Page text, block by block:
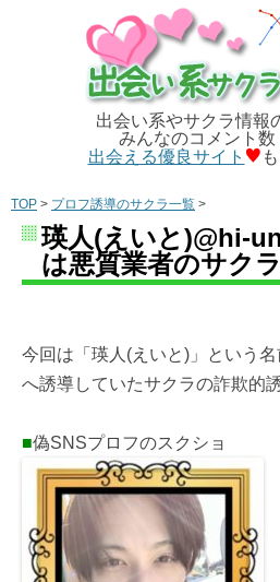
出会い系やサクラ情報
みんなのコメント
出会える優良サイト
TOP > プロフ誘導のサクラ一覧 >
瑛人(えいと)@hi-
は悪質業者のサク
今回は「瑛人(えいと)」という
へ誘導していたサクラの詐欺的
■偽SNSプロフのスクショ